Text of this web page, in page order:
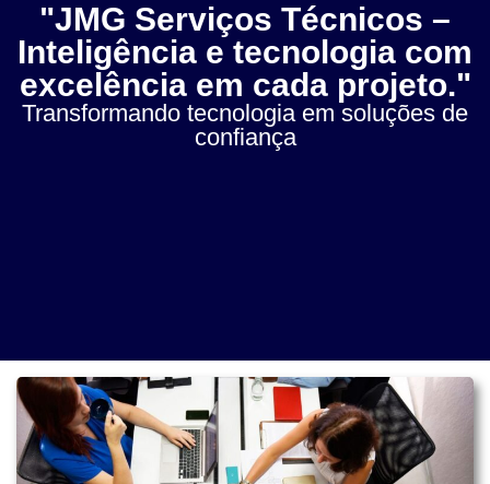
"JMG Serviços Técnicos –
Inteligência e tecnologia com
excelência em cada projeto."
Transformando tecnologia em soluções de
confiança